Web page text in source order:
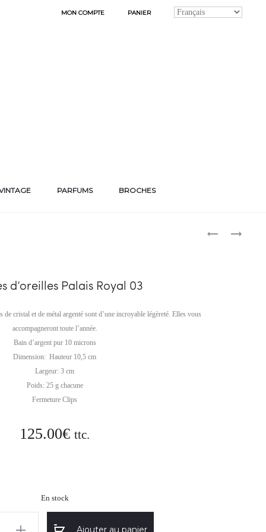
MON COMPTE PANIER
PARFUMS BROCHES
BOUCLES
BOUCLES
d’oreilles Palais Royal 03
de cristal et de métal argenté sont d’une incroyable légèreté. Elles vous
accompagneront toute l’année.
Bain d’argent pur 10 microns
Dimension: Hauteur 10,5 cm
Largeur: 3 cm
Poids: 25 g chacune
Fermeture Clips
125.00€ ttc.
En stock
Ajouter au panier